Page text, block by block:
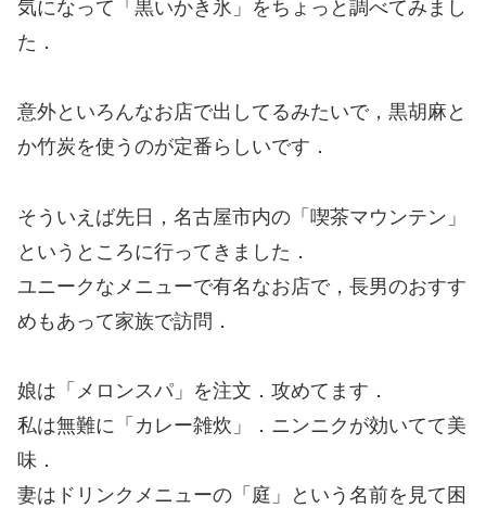
気になって「黒いかき氷」をちょっと調べてみまし
た．
意外といろんなお店で出してるみたいで，黒胡麻と
か竹炭を使うのが定番らしいです．
そういえば先日，名古屋市内の「喫茶マウンテン」
というところに行ってきました．
ユニークなメニューで有名なお店で，長男のおすす
めもあって家族で訪問．
娘は「メロンスパ」を注文．攻めてます．
私は無難に「カレー雑炊」．ニンニクが効いてて美
味．
妻はドリンクメニューの「庭」という名前を見て困